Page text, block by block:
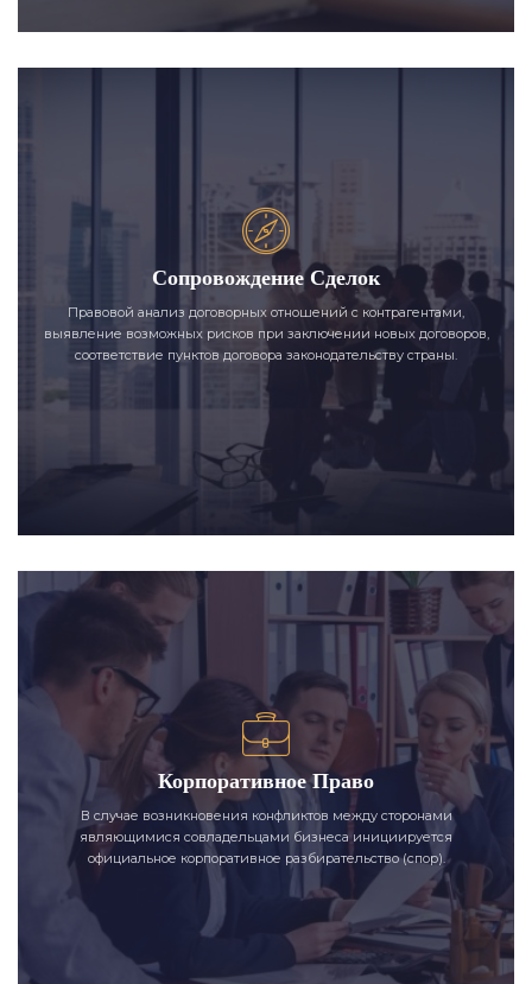
Сопровождение Сделок
Правовой анализ договорных отношений с контрагентами,
выявление возможных рисков при заключении новых договоров,
соответствие пунктов договора законодательству страны.
Корпоративное Право
В случае возникновения конфликтов между сторонами
являющимися совладельцами бизнеса инициируется
официальное корпоративное разбирательство (спор).